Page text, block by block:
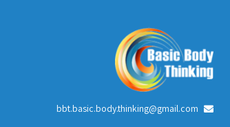
bbt.basic.body.thinking@gmail.com